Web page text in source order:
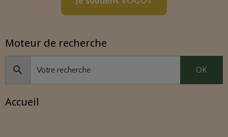
Moteur de recherche
OK
Accueil